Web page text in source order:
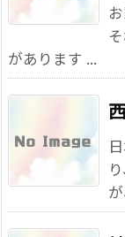
があります ...